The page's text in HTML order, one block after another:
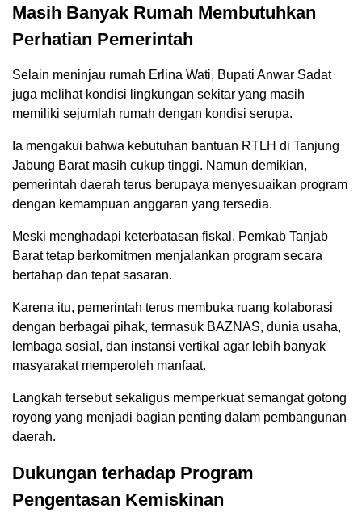
Masih Banyak Rumah Membutuhkan
Perhatian Pemerintah
Selain meninjau rumah Erlina Wati, Bupati Anwar Sadat
juga melihat kondisi lingkungan sekitar yang masih
memiliki sejumlah rumah dengan kondisi serupa.
Ia mengakui bahwa kebutuhan bantuan RTLH di Tanjung
Jabung Barat masih cukup tinggi. Namun demikian,
pemerintah daerah terus berupaya menyesuaikan program
dengan kemampuan anggaran yang tersedia.
Meski menghadapi keterbatasan fiskal, Pemkab Tanjab
Barat tetap berkomitmen menjalankan program secara
bertahap dan tepat sasaran.
Karena itu, pemerintah terus membuka ruang kolaborasi
dengan berbagai pihak, termasuk BAZNAS, dunia usaha,
lembaga sosial, dan instansi vertikal agar lebih banyak
masyarakat memperoleh manfaat.
Langkah tersebut sekaligus memperkuat semangat gotong
royong yang menjadi bagian penting dalam pembangunan
daerah.
Dukungan terhadap Program
Pengentasan Kemiskinan